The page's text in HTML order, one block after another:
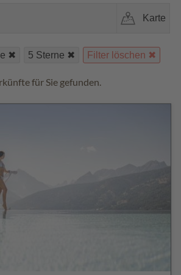
Karte
5 Sterne Filter löschen
für Sie gefunden.